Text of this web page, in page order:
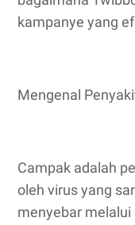
kampanye yang
Mengenal
Campak adalah
oleh virus yang
menyebar